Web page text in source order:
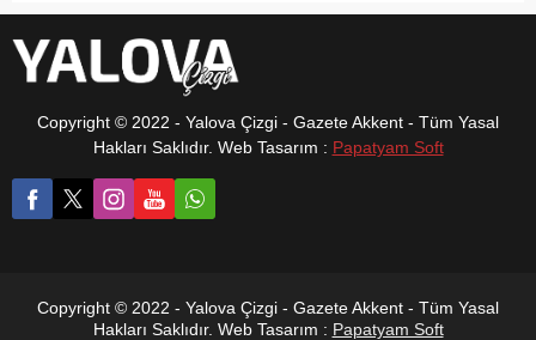
Düzenlenen etkinlikte
Copyright © 2022 - Yalova Çizgi - Gazete Akkent - Tüm Yasal
Hakları Saklıdır. Web Tasarım : Papatyam Soft
Copyright © 2022 - Yalova Çizgi - Gazete Akkent - Tüm Yasal
Hakları Saklıdır. Web Tasarım : Papatyam Soft